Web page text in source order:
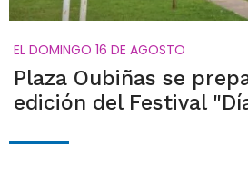
EL DOMINGO 16 DE AGOSTO
Plaza Oubiñas se
edición del Festival